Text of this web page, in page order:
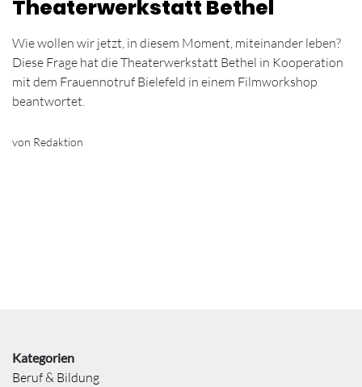
Theaterwerkstatt Bethel
Wie wollen wir jetzt, in diesem Moment, miteinander leben?
Diese Frage hat die Theaterwerkstatt Bethel in Kooperation
mit dem Frauennotruf Bielefeld in einem Filmworkshop
beantwortet.
von Redaktion
Kategorien
Beruf & Bildung